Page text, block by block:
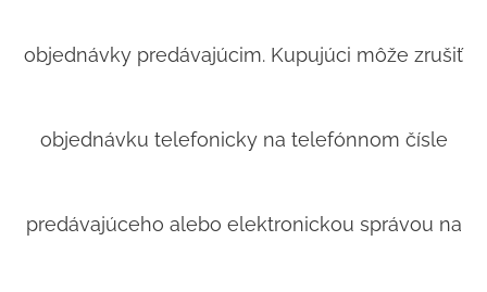
objednávky predávajúcim. Kupujúci môže zrušiť
objednávku telefonicky na telefónnom čísle
predávajúceho alebo elektronickou správou na